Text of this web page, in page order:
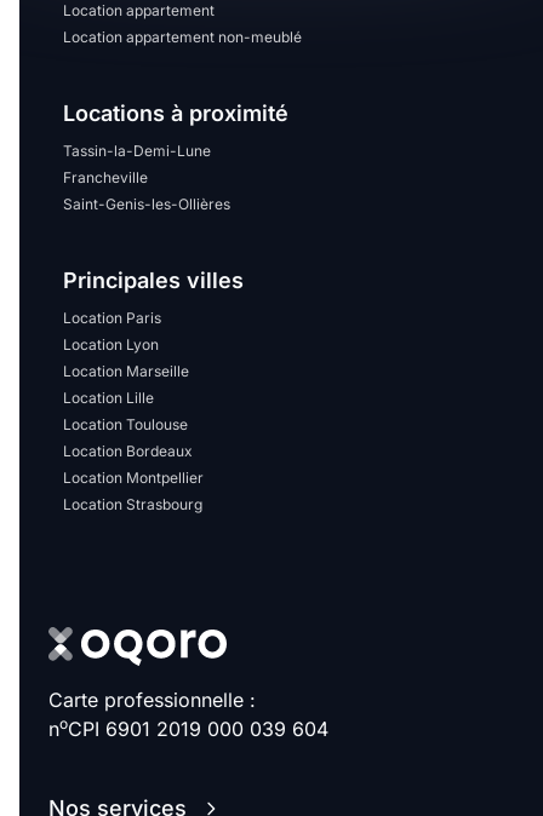
Disponible à partir du
Promotions
Location appartement
Location appartement non-meublé
Locations à proximité
Tassin-la-Demi-Lune
Francheville
Saint-Genis-les-Ollières
Principales villes
Location Paris
Location Lyon
Location Marseille
Location Lille
Location Toulouse
Location Bordeaux
Location Montpellier
Location Strasbourg
Carte professionnelle :
noCPI 6901 2019 000 039 604
Nos services